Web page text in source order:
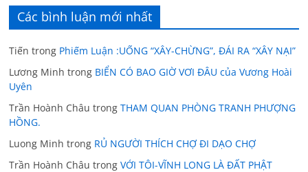
Các bình luận mới nhất
Tiến trong Phiếm Luận :UỐNG “XÂY-CHỪNG”, ĐÁI RA “XÂY NẠI”
Lương Minh trong BIỂN CÓ BAO GIỜ VƠI ĐÂU của Vương Hoài
Uyên
Trần Hoành Châu trongTHAM QUAN PHÒNG TRANH PHƯỢNG
HỒNG.
Luong Minh trong RỦ NGƯỜI THÍCH CHỢ ĐI DẠO CHỢ
Trần Hoành Châu trongVỚI TÔI-VĨNH LONG LÀ ĐẤT PHẬT